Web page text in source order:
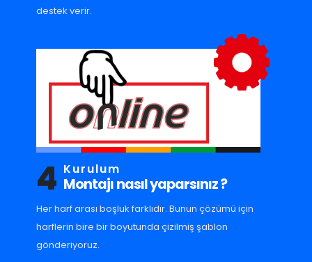
destek verir.
4 Kurulum
Montajı nasıl yaparsınız ?
Her harf arası boşluk farklıdır. Bunun çözümü için
harflerin bire bir boyutunda çizilmiş şablon
gönderiyoruz.